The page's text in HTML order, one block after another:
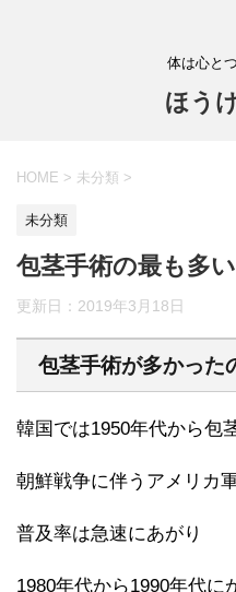
体は心と
ほう
HOME > 未分類 >
未分類
包茎手術の最も多
更新日： 2019年3月18日
包茎手術が多かった
韓国では1950年代から包
朝鮮戦争に伴うアメリカ
普及率は急速にあがり
1980年代から1990年代に